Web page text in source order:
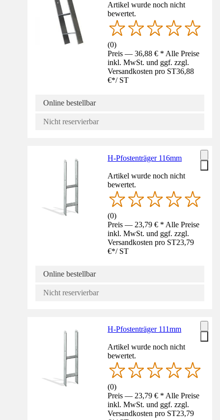
Artikel wurde noch nicht
bewertet.
(0)
Preis — 36,88 € * Alle Preise
inkl. MwSt. und ggf. zzgl.
Versandkosten pro ST36,88
€*/ ST
Online bestellbar
Nicht reservierbar
H-Pfostenträger 116mm
Artikel wurde noch nicht
bewertet.
(0)
Preis — 23,79 € * Alle Preise
inkl. MwSt. und ggf. zzgl.
Versandkosten pro ST23,79
€*/ ST
Online bestellbar
Nicht reservierbar
H-Pfostenträger 111mm
Artikel wurde noch nicht
bewertet.
(0)
Preis — 23,79 € * Alle Preise
inkl. MwSt. und ggf. zzgl.
Versandkosten pro ST23,79